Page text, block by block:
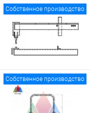
Собственное производство
Собственное производство